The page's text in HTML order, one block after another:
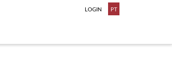
PT
LOGIN